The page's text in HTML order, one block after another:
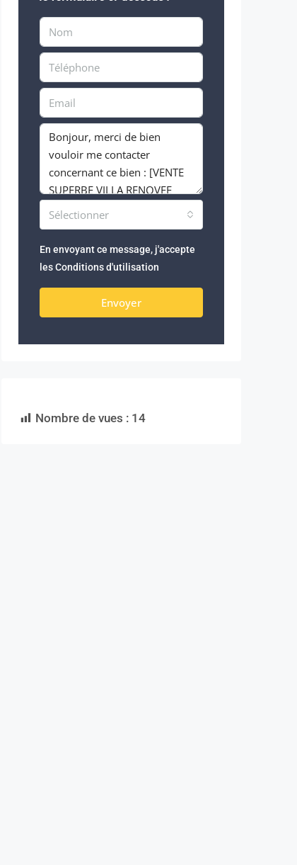
Sélectionner
En envoyant ce message, j'accepte
lesConditions d'utilisation
Envoyer
Nombre de vues : 14